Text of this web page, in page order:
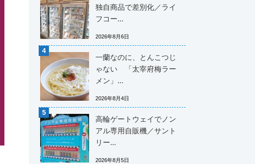
独自商品で差別化／ライ
フコー...
2026年8月6日
一蘭なのに、とんこつじ
ゃない 「太宰府梅ラー
メン」...
2026年8月4日
高輪ゲートウェイでノン
アル専用自販機／サント
リー...
2026年8月5日